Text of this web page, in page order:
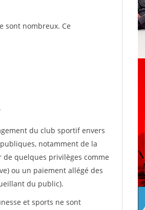
sont nombreux. Ce
du club sportif envers
notamment de la
quelques privilèges comme
ou un paiement allégé des
du public).
et sports ne sont